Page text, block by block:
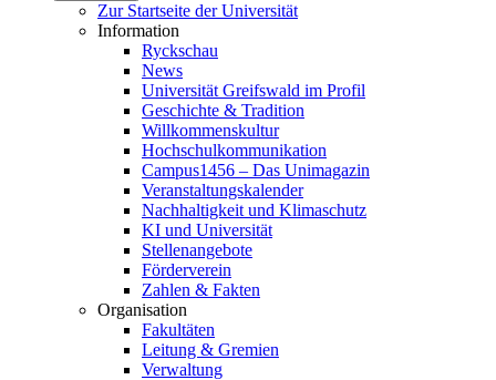
Zur Startseite der Universität
Information
Ryckschau
News
Universität Greifswald im Profil
Geschichte & Tradition
Willkommenskultur
Hochschulkommunikation
Campus1456 – Das Unimagazin
Veranstaltungskalender
Nachhaltigkeit und Klimaschutz
KI und Universität
Stellenangebote
Förderverein
Zahlen & Fakten
Organisation
Fakultäten
Leitung & Gremien
Verwaltung